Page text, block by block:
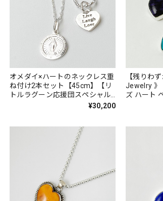
オメダイ×ハートのネックレス重
ね付け2本セット【45cm】【リ
トルラグーン応援団スペシャル
企画】【送料無料】★★¥30,200
【残りわ
Jewelry 》
ズ ハート